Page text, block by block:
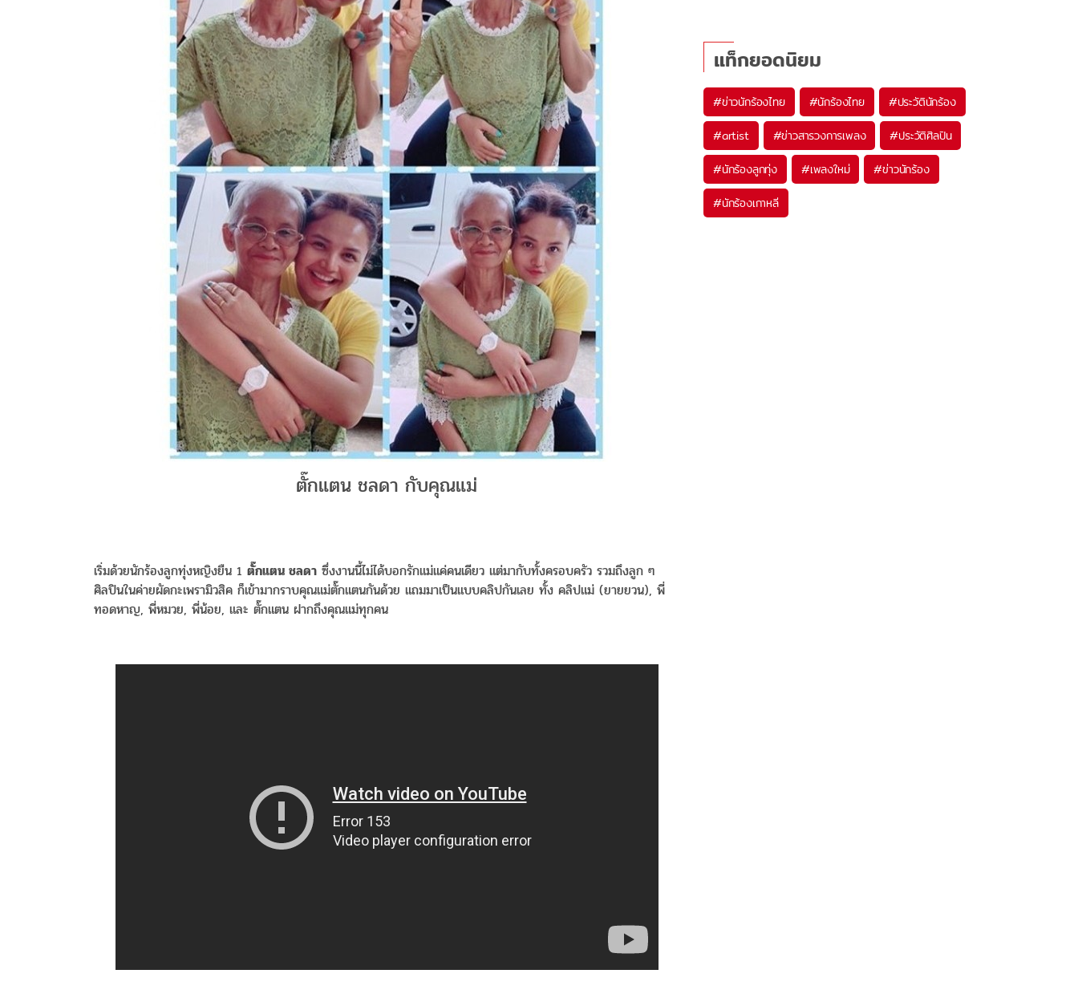
ตั๊กแตน ชลดา กับคุณแม่
เริ่มด้วยนักร้องลูกทุ่งหญิงยืน 1 ตั๊กแตน ชลดา ซึ่งงานนี้ไม่ได้บอกรักแม่แค่คนเดียว แต่มากับทั้งครอบครัว รวมถึงลูก ๆ
ศิลปินในค่ายผัดกะเพรามิวสิค ก็เข้ามากราบคุณแม่ตั๊กแตนกันด้วย แถมมาเป็นแบบคลิปกันเลย ทั้ง คลิปแม่ (ยายยวน), พี่
ทอดหาญ, พี่หมวย, พี่น้อย, และ ตั๊กแตน ฝากถึงคุณแม่ทุกคน
แท็กยอดนิยม
#ข่าวนักร้องไทย #นักร้องไทย #ประวัตินักร้อง
#artist #ข่าวสารวงการเพลง #ประวัติศิลปิน
#นักร้องลูกทุ่ง #เพลงใหม่ #ข่าวนักร้อง
#นักร้องเกาหลี